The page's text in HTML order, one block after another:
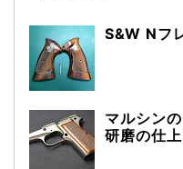
S&W Nフ
マルシン
研磨の仕